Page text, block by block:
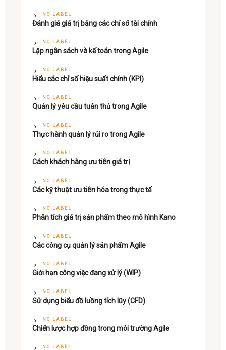
NO LABEL
Đánh giá giá trị bằng các chỉ số tài chính
NO LABEL
Lập ngân sách và kế toán trong Agile
NO LABEL
Hiểu các chỉ số hiệu suất chính (KPI)
NO LABEL
Quản lý yêu cầu tuân thủ trong Agile
NO LABEL
Thực hành quản lý rủi ro trong Agile
NO LABEL
Cách khách hàng ưu tiên giá trị
NO LABEL
Các kỹ thuật ưu tiên hóa trong thực tế
NO LABEL
Phân tích giá trị sản phẩm theo mô hình Kano
NO LABEL
Các công cụ quản lý sản phẩm Agile
NO LABEL
Giới hạn công việc đang xử lý (WIP)
NO LABEL
Sử dụng biểu đồ luồng tích lũy (CFD)
NO LABEL
Chiến lược hợp đồng trong môi trường Agile
NO LABEL